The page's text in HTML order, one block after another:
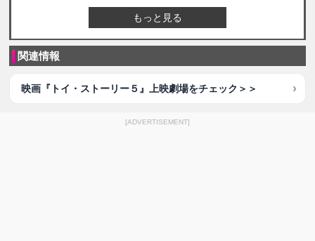
もっと見る
関連情報
映画『トイ・ストーリー５』上映劇場をチェック＞＞
[ADVERTISEMENT]